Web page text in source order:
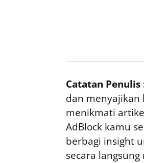
Catatan Penulis
dan menyajikan
menikmati
AdBlock kamu
berbagi insight
secara